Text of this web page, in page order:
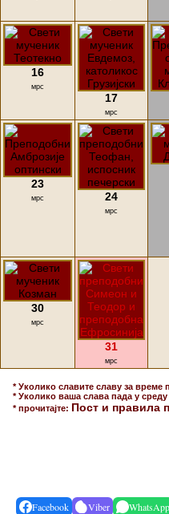
16
мрс
17
мрс
23
мрс 24
мрс
30
мрс
31
мрс
* Уколико славите славу за време
* Уколико ваша слава пада у среду
* прочитајте: Пост и правила
Facebook Viber WhatsApp